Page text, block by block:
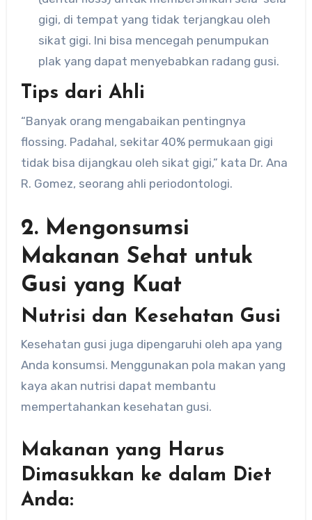
gigi, di tempat yang tidak terjangkau oleh
sikat gigi. Ini bisa mencegah penumpukan
plak yang dapat menyebabkan radang gusi.
Tips dari Ahli
“Banyak orang mengabaikan pentingnya
flossing. Padahal, sekitar 40% permukaan gigi
tidak bisa dijangkau oleh sikat gigi,” kata Dr. Ana
R. Gomez, seorang ahli periodontologi.
2. Mengonsumsi
Makanan Sehat untuk
Gusi yang Kuat
Nutrisi dan Kesehatan Gusi
Kesehatan gusi juga dipengaruhi oleh apa yang
Anda konsumsi. Menggunakan pola makan yang
kaya akan nutrisi dapat membantu
mempertahankan kesehatan gusi.
Makanan yang Harus
Dimasukkan ke dalam Diet
Anda: